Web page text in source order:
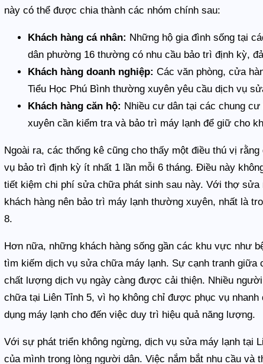
này có thể được chia thành các nhóm chính sau:
Khách hàng cá nhân: Những hộ gia đình sống tại
dân phường 16 thường có nhu cầu bảo trì định kỳ,
Khách hàng doanh nghiệp: Các văn phòng, cửa
Tiểu Học Phú Bình thường xuyên yêu cầu dịch vụ
Khách hàng căn hộ: Nhiều cư dân tại các chung
xuyên cần kiểm tra và bảo trì máy lạnh để giữ cho
Ngoài ra, các thống kê cũng cho thấy một điều thú vị
vụ bảo trì định kỳ ít nhất 1 lần mỗi 6 tháng. Điều này
tiết kiệm chi phí sửa chữa phát sinh sau này. Với thợ sửa
khách hàng nên bảo trì máy lạnh thường xuyên, nhất là
8.
Hơn nữa, những khách hàng sống gần các khu vực như
tìm kiếm dịch vụ sửa chữa máy lạnh. Sự cạnh tranh
chất lượng dịch vụ ngày càng được cải thiện. Nhiều
chữa tại Liên Tỉnh 5, vì họ không chỉ được phục vụ
dụng máy lạnh cho đến việc duy trì hiệu quả năng lượng.
Với sự phát triển không ngừng, dịch vụ sửa máy lạnh tại
của mình trong lòng người dân. Việc nắm bắt nhu cầu và